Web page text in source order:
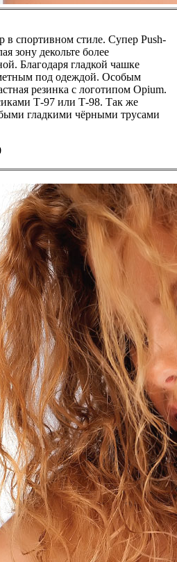
в спортивном стиле. Супер Push-
зону декольте более
Благодаря гладкой чашке
под одеждой. Особым
резинка с логотипом Opium.
Т-97 или Т-98. Так же
гладкими чёрными трусами